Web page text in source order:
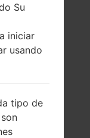
Su
iniciar
usando
tipo de